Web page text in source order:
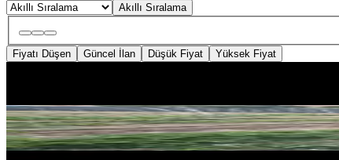
Akıllı Sıralama
Fiyatı Düşen Güncel İlan Düşük Fiyat Yüksek Fiyat
Yenimahalle, Karacakaya Mahallesi
400 m²·Yolu Açılmış·63/m²·